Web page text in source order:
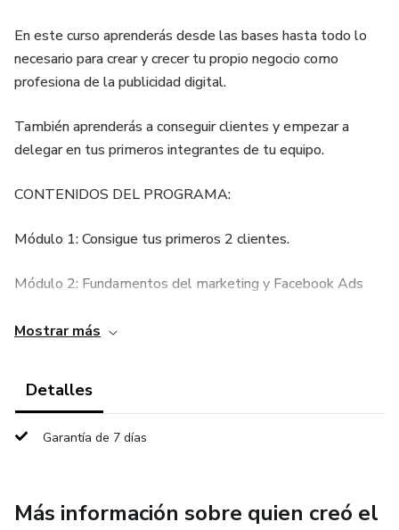
En este curso aprenderás desde las bases hasta todo lo
necesario para crear y crecer tu propio negocio como
profesiona de la publicidad digital.
También aprenderás a conseguir clientes y empezar a
delegar en tus primeros integrantes de tu equipo.
CONTENIDOS DEL PROGRAMA:
Módulo 1: Consigue tus primeros 2 clientes.
Módulo 2: Fundamentos del marketing y Facebook Ads
Módulo 3: Creando estrategia de Meta Ads
resultados.
Mostrar más
Detalles
Garantía de 7 días
Más información sobre quien creó el